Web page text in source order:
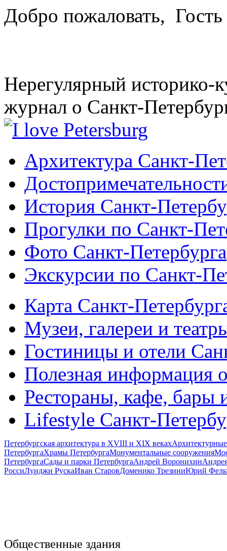
Добро пожаловать, Гость
Нерегулярный историко-
журнал о Санкт-
Архитектура Санкт-
История Санкт-
Прогулки по Санкт-
Фото Санкт-Петербурга
Экскурсии по Санкт-
Карта Санкт-
Музеи, галереи и
Гостиницы и отели
Полезная информация
Рестораны, кафе, бары
Lifestyle Санкт-
Петербургская архитектура в XVIII и XIX веках
ПетербургаХрамы ПетербургаМонументальные сооружения
ПетербургаСады и парки ПетербургаАндрей Воронихин
РоссиЛуиджи РускаИван СтаровДоменико ТрезиниЮрий
Общественные здания